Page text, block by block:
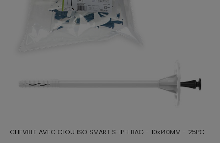
CHEVILLE AVEC CLOU ISO SMART S-IPH BAG - 10x140MM - 25PC